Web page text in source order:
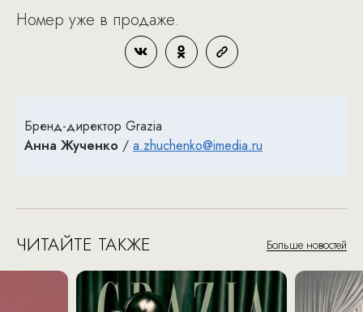
Номер уже в продаже.
Бренд-директор Grazia
Анна Жученко / a.zhuchenko@imedia.ru
ЧИТАЙТЕ ТАКЖЕ Больше новостей